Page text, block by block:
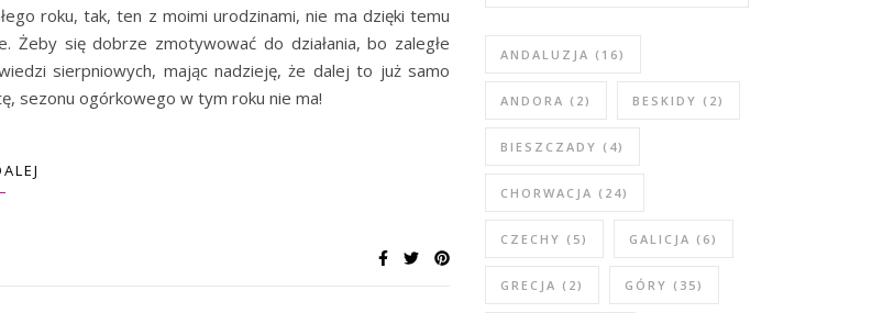
roku, tak, ten z moimi urodzinami, nie ma dzięki temu
się dobrze zmotywować do działania, bo zaległe
sierpniowych, mając nadzieję, że dalej to już samo
sezonu ogórkowego w tym roku nie ma!
ANDALUZJA (16)
ANDORA (2) BESKIDY (2)
BIESZCZADY (4)
CHORWACJA (24)
CZECHY (5) GALICJA (6)
GRECJA (2) GÓRY (35)